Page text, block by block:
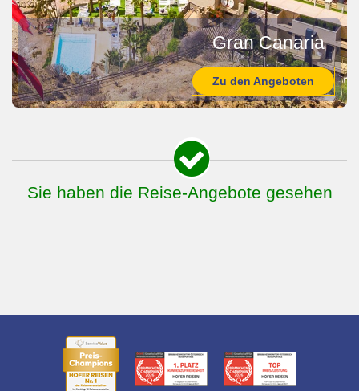
Gran Canaria
Zu den Angeboten
Sie haben die Reise-Angebote gesehen